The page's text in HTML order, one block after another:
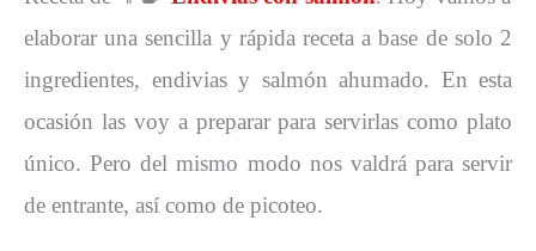
elaborar una sencilla y rápida receta a base de solo 2
ingredientes, endivias y salmón ahumado. En esta
ocasión las voy a preparar para servirlas como plato
único. Pero del mismo modo nos valdrá para servir
de entrante, así como de picoteo.